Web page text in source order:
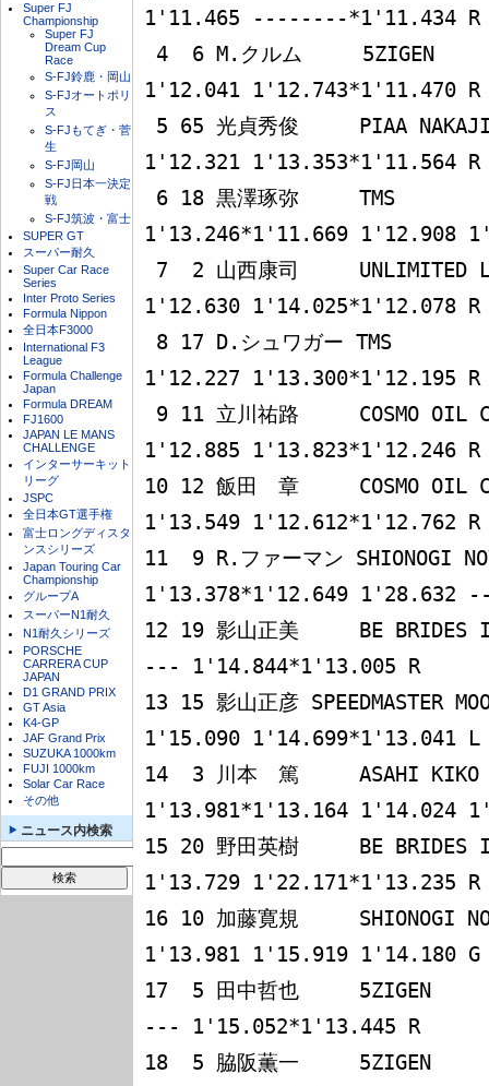
Super FJ
Championship
Super FJ
Dream Cup
Race
S-FJ鈴鹿・岡山
S-FJオートポリ
ス
S-FJもてぎ・菅
生
S-FJ岡山
S-FJ日本一決定
戦
S-FJ筑波・富士
SUPER GT
スーパー耐久
Super Car Race
Series
Inter Proto Series
Formula Nippon
全日本F3000
International F3
League
Formula Challenge
Japan
Formula DREAM
FJ1600
JAPAN LE MANS
CHALLENGE
インターサーキット
リーグ
JSPC
全日本GT選手権
富士ロングディスタ
ンスシリーズ
Japan Touring Car
Championship
グループA
スーパーN1耐久
N1耐久シリーズ
PORSCHE
CARRERA CUP
JAPAN
D1 GRAND PRIX
GT Asia
K4-GP
JAF Grand Prix
SUZUKA 1000km
FUJI 1000km
Solar Car Race
その他
ニュース内検索
1'11.465 --------*1'11.434 R
1'12.041 1'12.743*1'11.470 R
1'12.321 1'13.353*1'11.564 R
1'13.246*1'11.669 1'12.908
1'12.630 1'14.025*1'12.078 R
1'12.227 1'13.300*1'12.195 R
1'12.885 1'13.823*1'12.246 R
10 12 飯田　章     COSMO OIL
1'13.549 1'12.612*1'12.762 R
11  9 R.ファーマン SHIONOGI
1'13.378*1'12.649 1'28.632
12 19 影山正美     BE
--- 1'14.844*1'13.005 R
13 15 影山正彦 SPEEDMASTER
1'15.090 1'14.699*1'13.041 L
14  3 川本　篤     ASAHI KIKO
1'13.981*1'13.164 1'14.024
15 20 野田英樹     BE BRIDES
1'13.729 1'22.171*1'13.235 R
16 10 加藤寛規     SHIONOGI
1'13.981 1'15.919 1'14.180 G
17  5 田中哲也
--- 1'15.052*1'13.445 R
18  5 脇阪薫一